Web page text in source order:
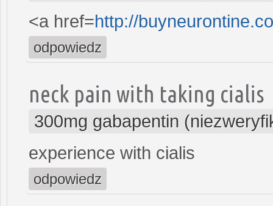
<a href=http://
odpowiedz
neck pain with taking cialis
300mg gabapentin
experience with cialis
odpowiedz